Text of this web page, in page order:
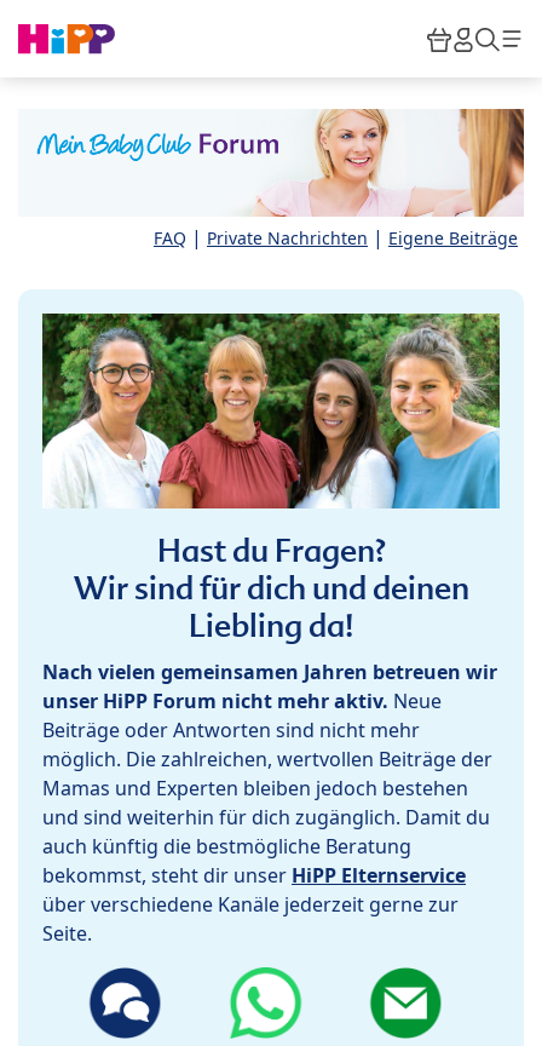
HiPP
FAQ | Private Nachrichten | Eigene Beiträge
Hast du Fragen?
Wir sind für dich und deinen
Liebling da!
Nach vielen gemeinsamen Jahren betreuen wir
unser HiPP Forum nicht mehr aktiv. Neue
Beiträge oder Antworten sind nicht mehr
möglich. Die zahlreichen, wertvollen Beiträge der
Mamas und Experten bleiben jedoch bestehen
und sind weiterhin für dich zugänglich. Damit du
auch künftig die bestmögliche Beratung
bekommst, steht dir unser HiPP Elternservice
über verschiedene Kanäle jederzeit gerne zur
Seite.